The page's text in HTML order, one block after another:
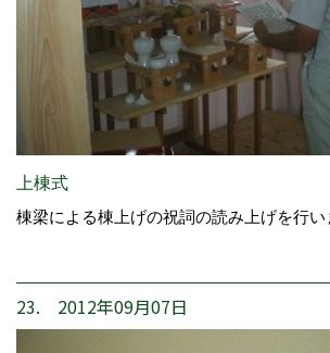
上棟式
棟梁による棟上げの祝詞の読み上げを行い
23. 2012年09月07日